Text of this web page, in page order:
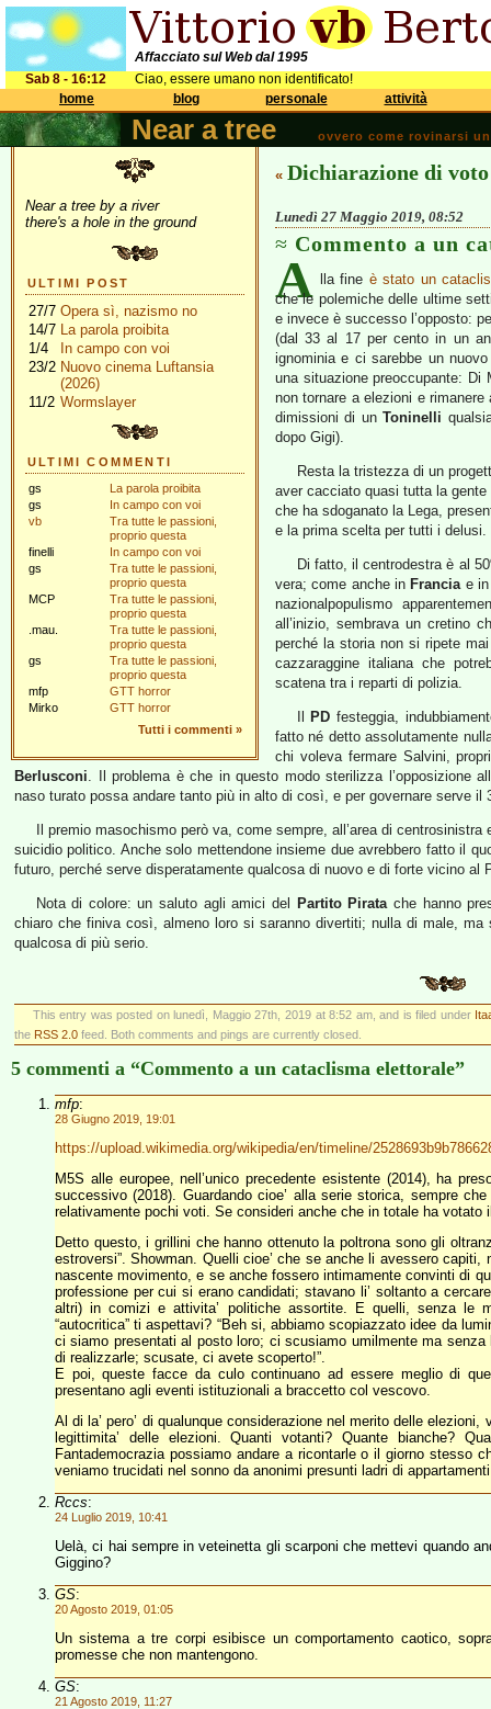
Affacciato sul Web dal 1995
Sab 8 - 16:12
Ciao, essere umano non identificato!
home
blog personale attività
Near a tree ovvero come rovinarsi
Near a tree by a river
there's a hole in the ground
ULTIMI POST
27/7 Opera sì, nazismo no
14/7 La parola proibita
1/4
In campo con voi
23/2 Nuovo cinema Luftansia
(2026)
11/2 Wormslayer
ULTIMI COMMENTI
gs
La parola proibita
gs
In campo con voi
vb
Tra tutte le passioni,
proprio questa
finelli
In campo con voi
gs
Tra tutte le passioni,
proprio questa
MCP
Tra tutte le passioni,
proprio questa
.mau.
Tra tutte le passioni,
proprio questa
gs
Tra tutte le passioni,
proprio questa
mfp
GTT horror
Mirko
GTT horror
Tutti i commenti »
« Dichiarazione di
Lunedì 27 Maggio 2019, 08:52
Commento a un
A lla fine è stato un
che le polemiche delle ultime
e invece è successo l’opposto:
(dal 33 al 17 per cento in un
ignominia e ci sarebbe un
una situazione preoccupante:
non tornare a elezioni e
dimissioni di unToninelli
dopo Gigi).
Resta la tristezza di un
aver cacciato quasi tutta la
che ha sdoganato la Lega,
e la prima scelta per tutti i delusi.
Di fatto, il centrodestra è al
vera; come anche in Franciae
nazionalpopulismo
all’inizio, sembrava un cretino
perché la storia non si ripete
cazzaraggine italiana che
scatena tra i reparti di polizia.
PD festeggia,
fatto né detto assolutamente
chi voleva fermare Salvini,
Berlusconi. Il problema è che in questo modo sterilizza l’opposizione
naso turato possa andare tanto più in alto di così, e per governare serve il
Il premio masochismo però va, come sempre, all’area di
suicidio politico. Anche solo mettendone insieme due avrebbero fatto il
futuro, perché serve disperatamente qualcosa di nuovo e di forte vicino al
Nota di colore: un saluto agli amici del Partito Piratache hanno
chiaro che finiva così, almeno loro si saranno divertiti; nulla di male,
qualcosa di più serio.
This entry was posted on lunedì, Maggio 27th, 2019 at 8:52 am, and is filed under
the RSS 2.0 feed. Both comments and pings are currently closed.
5 commenti a “Commento a un cataclisma elettorale”
mfp:
28 Giugno 2019, 19:01
https://upload.wikimedia.org/wikipedia/en/timeline/
M5S alle europee, nell’unico precedente esistente (2014), ha
successivo (2018). Guardando cioe’ alla serie storica, sempre
relativamente pochi voti. Se consideri anche che in totale ha
Detto questo, i grillini che hanno ottenuto la poltrona sono gli
estroversi”. Showman. Quelli cioe’ che se anche li avessero
nascente movimento, e se anche fossero intimamente convinti di
professione per cui si erano candidati; stavano li’ soltanto a
altri) in comizi e attivita’ politiche assortite. E quelli, senza
“autocritica” ti aspettavi? “Beh si, abbiamo scopiazzato idee da
ci siamo presentati al posto loro; ci scusiamo umilmente ma
di realizzarle; scusate, ci avete scoperto!”.
E poi, queste facce da culo continuano ad essere meglio di
presentano agli eventi istituzionali a braccetto col vescovo.
Al di la’ pero’ di qualunque considerazione nel merito delle
legittimita’ delle elezioni. Quanti votanti? Quante bianche?
Fantademocrazia possiamo andare a ricontarle o il giorno stesso
veniamo trucidati nel sonno da anonimi presunti ladri di
Rccs:
24 Luglio 2019, 10:41
Uelà, ci hai sempre in veteinetta gli scarponi che mettevi quando
Giggino?
GS:
20 Agosto 2019, 01:05
Un sistema a tre corpi esibisce un comportamento caotico,
promesse che non mantengono.
GS:
21 Agosto 2019, 11:27